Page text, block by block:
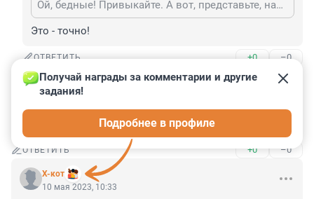
Ой, бедные! Привыкайте. А вот, представьте, над нами, россиянами, живущими в ЕС, российская таможня точно также измывалась всегда.
Это - точно!
ОТВЕТИТЬ +0 –0
Гость
10 мая 2023, 15:48
Сегодня в навигаторе посмотрел - тоже самое. Вчера
простоял там с 11. 00 до 17.20.
ОТВЕТИТЬ +0 –0
X-кот
Получай награды за комментарии и другие
задания!
Подробнее в профиле
10 мая 2023, 10:33